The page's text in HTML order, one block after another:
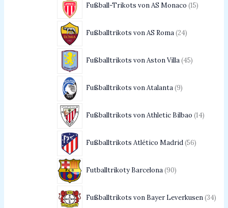
Fußball-Trikots von AS Monaco 15
Fußballtrikots von AS Roma 24
Fußballtrikots von Aston Villa 45
Fußballtrikots von Atalanta 9
Fußballtrikots von Athletic Bilbao 14
Fußballtrikots Atlético Madrid 56
Futballtrikoty Barcelona 90
Fußballtrikots von Bayer Leverkusen 34